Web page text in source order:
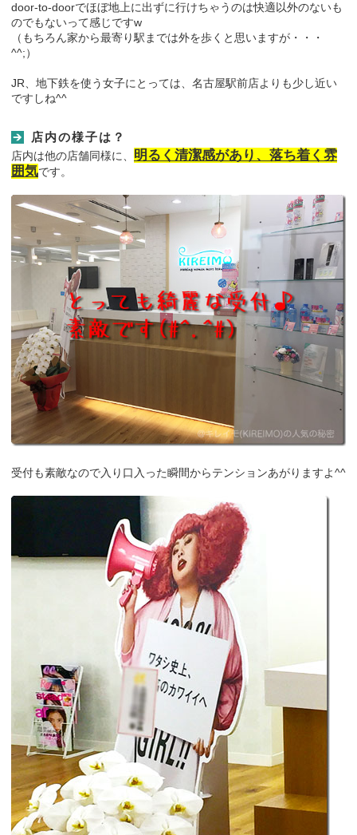
door-to-doorでほぼ地上に出ずに行けちゃうのは快適以外のないも
のでもないって感じですw
（もちろん家から最寄り駅までは外を歩くと思いますが・・・
^^;）
JR、地下鉄を使う女子にとっては、名古屋駅前店よりも少し近い
ですしね^^
店内の様子は？
店内は他の店舗同様に、 明るく清潔感があり、落ち着く雰
囲気です。
受付も素敵なので入り口入った瞬間からテンションあがりますよ^^